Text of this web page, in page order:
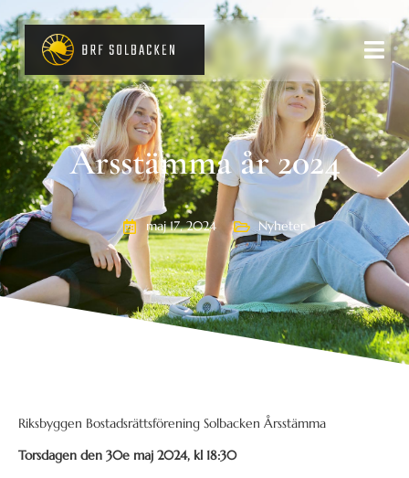
Årsstämma år 2024
maj 17, 2024 Nyheter
Riksbyggen Bostadsrättsförening Solbacken Årsstämma
Torsdagen den 30e maj 2024, kl 18:30